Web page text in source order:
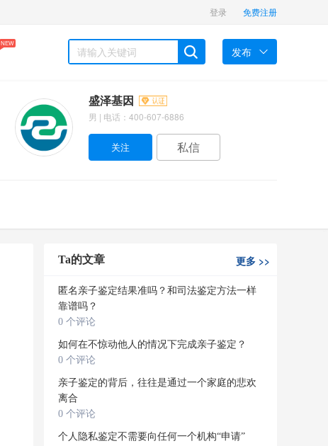
登录 免费注册
NEW
发布
盛泽基因
男 | 电话：400-607-6886
私信
Ta的文章 更多>>
匿名亲子鉴定结果准吗？和司法鉴定方法一样
靠谱吗？
0 个评论
如何在不惊动他人的情况下完成亲子鉴定？
0 个评论
亲子鉴定的背后，往往是通过一个家庭的悲欢
离合
0 个评论
个人隐私鉴定不需要向任何一个机构“申请”